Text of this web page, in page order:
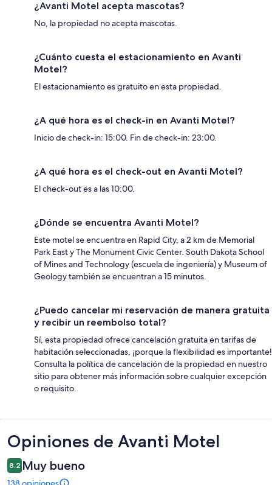
¿Avanti Motel acepta mascotas?
No, la propiedad no acepta mascotas.
¿Cuánto cuesta el estacionamiento en Avanti
Motel?
El estacionamiento es gratuito en esta propiedad.
¿A qué hora es el check-in en Avanti Motel?
Inicio de check-in: 15:00. Fin de check-in: 23:00.
¿A qué hora es el check-out en Avanti Motel?
El check-out es a las 10:00.
¿Dónde se encuentra Avanti Motel?
Este motel se encuentra en Rapid City, a 2 km de Memorial
Park East y The Monument Civic Center. South Dakota School
of Mines and Technology (escuela de ingeniería) y Museum of
Geology también se encuentran a 15 minutos.
¿Puedo cancelar mi reservación de manera gratuita
y recibir un reembolso total?
Sí, esta propiedad ofrece cancelación gratuita en tarifas de
habitación seleccionadas, ¡porque la flexibilidad es importante!
Consulta la política de cancelación de la propiedad en nuestro
sitio para obtener más información sobre cualquier excepción
o requisito.
Opiniones
Opiniones de Avanti Motel
8.2 Muy bueno